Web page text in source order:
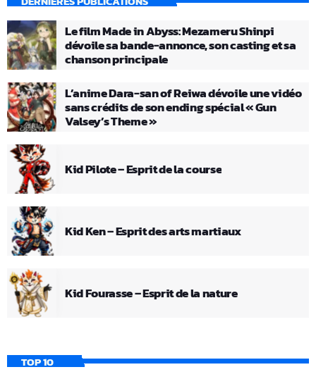
Le film Made in Abyss: Mezameru Shinpi
dévoile sa bande-annonce, son casting et sa
chanson principale
L’anime Dara-san of Reiwa dévoile une vidéo
sans crédits de son ending spécial « Gun
Valsey’s Theme »
Kid Pilote – Esprit de la course
Kid Ken – Esprit des arts martiaux
Kid Fourasse – Esprit de la nature
TOP 10